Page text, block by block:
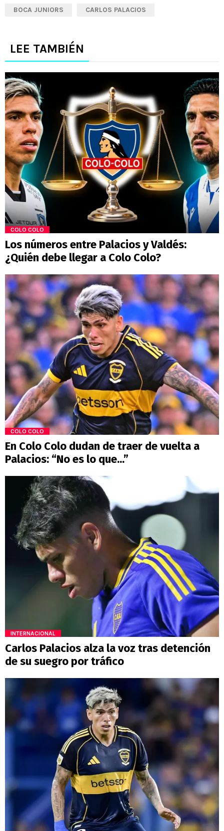
BOCA JUNIORS CARLOS PALACIOS
LEE TAMBIÉN
COLO COLO
Los números entre Palacios y Valdés:
¿Quién debe llegar a Colo Colo?
COLO COLO
En Colo Colo dudan de traer de vuelta a
Palacios: “No es lo que...”
INTERNACIONAL
Carlos Palacios alza la voz tras detención
de su suegro por tráfico